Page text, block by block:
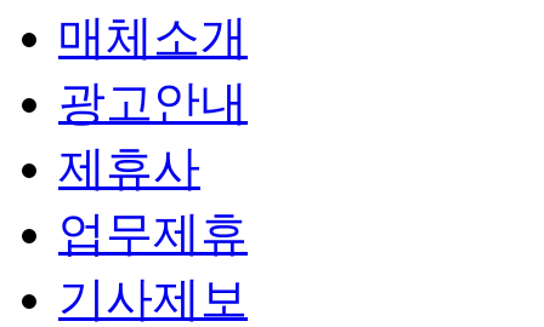
매체소개
광고안내
제휴사
업무제휴
기사제보